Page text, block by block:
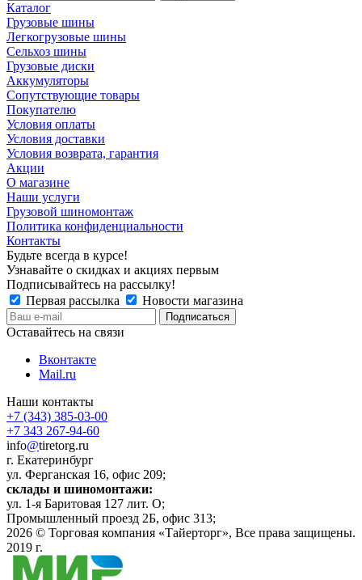
Каталог
Грузовые шины
Легкогрузовые шины
Сельхоз шины
Грузовые диски
Аккумуляторы
Сопутствующие товары
Покупателю
Условия оплаты
Условия доставки
Условия возврата, гарантия
Акции
О магазине
Наши услуги
Грузовой шиномонтаж
Политика конфиденциальности
Контакты
Будьте всегда в курсе!
Узнавайте о скидках и акциях первым
Подписывайтесь на рассылку!
Первая рассылка
Новости магазина
Оставайтесь на связи
Вконтакте
Mail.ru
Наши контакты
+7 (343) 385-03-00
+7 343 267-94-60
info@tiretorg.ru
г. Екатеринбург
ул. Ферганская 16, офис 209;
склады и шиномонтажи:
ул. 1-я Баритовая 127 лит. О;
Промышленный проезд 2Б, офис 313;
2026 © Торговая компания «Тайерторг», Все права защищены.
2019 г.